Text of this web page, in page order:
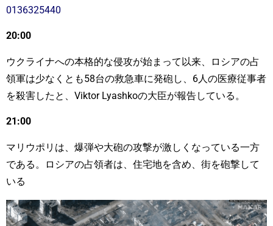
0136325440
20:00
ウクライナへの本格的な侵攻が始まって以来、ロシアの占
領軍は少なくとも58台の救急車に発砲し、6人の医療従事者
を殺害したと、Viktor Lyashkoの大臣が報告している。
21:00
マリウポリは、爆弾や大砲の攻撃が激しくなっている一方
である。ロシアの占領者は、住宅地を含め、街を砲撃して
いる